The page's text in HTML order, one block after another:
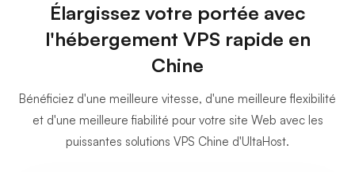
Élargissez votre portée avec
l'hébergement VPS rapide en
Chine
Bénéficiez d'une meilleure vitesse, d'une meilleure flexibilité
et d'une meilleure fiabilité pour votre site Web avec les
puissantes solutions VPS Chine d'UltaHost.